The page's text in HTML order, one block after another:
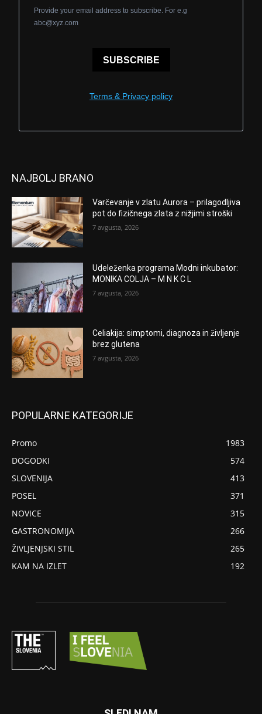
Provide your email address to subscribe. For e.g
abc@xyz.com
SUBSCRIBE
Terms & Privacy policy
NAJBOLJ BRANO
Varčevanje v zlatu Aurora – prilagodljiva
pot do fizičnega zlata z nižjimi stroški
7 avgusta, 2026
Udeleženka programa Modni inkubator:
MONIKA COLJA – M N K C L
7 avgusta, 2026
Celiakija: simptomi, diagnoza in življenje
brez glutena
7 avgusta, 2026
POPULARNE KATEGORIJE
Promo
1983
DOGODKI
574
SLOVENIJA
413
POSEL
371
NOVICE
315
GASTRONOMIJA
266
ŽIVLJENJSKI STIL
265
KAM NA IZLET
192